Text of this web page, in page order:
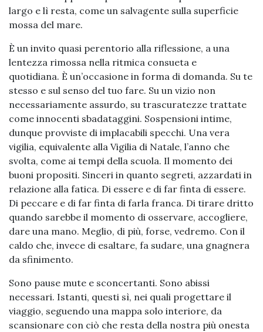
largo e lì resta, come un salvagente sulla superficie
mossa del mare.
È un invito quasi perentorio alla riflessione, a una
lentezza rimossa nella ritmica consueta e
quotidiana. È un’occasione in forma di domanda. Su te
stesso e sul senso del tuo fare. Su un vizio non
necessariamente assurdo, su trascuratezze trattate
come innocenti sbadataggini. Sospensioni intime,
dunque provviste di implacabili specchi. Una vera
vigilia, equivalente alla Vigilia di Natale, l’anno che
svolta, come ai tempi della scuola. Il momento dei
buoni propositi. Sinceri in quanto segreti, azzardati in
relazione alla fatica. Di essere e di far finta di essere.
Di peccare e di far finta di farla franca. Di tirare dritto
quando sarebbe il momento di osservare, accogliere,
dare una mano. Meglio, di più, forse, vedremo. Con il
caldo che, invece di esaltare, fa sudare, una gnagnera
da sfinimento.
Sono pause mute e sconcertanti. Sono abissi
necessari. Istanti, questi sì, nei quali progettare il
viaggio, seguendo una mappa solo interiore, da
scansionare con ciò che resta della nostra più onesta